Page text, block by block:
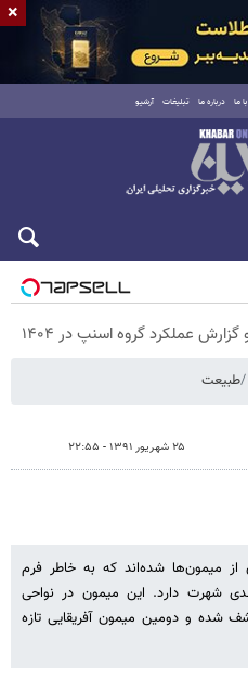
ما درباره ما تبلیغات آرشیو
عملکرد گروه اسنپ در ۱۴۰۴
طبیعت
۲۵ شهریور ۱۳۹۱ - ۲۲:۵۵
میمون‌ها شده‌اند که به خاطر فرم
شهرت دارد. این میمون در نواحی
شده و دومین میمون آفریقایی تازه
×